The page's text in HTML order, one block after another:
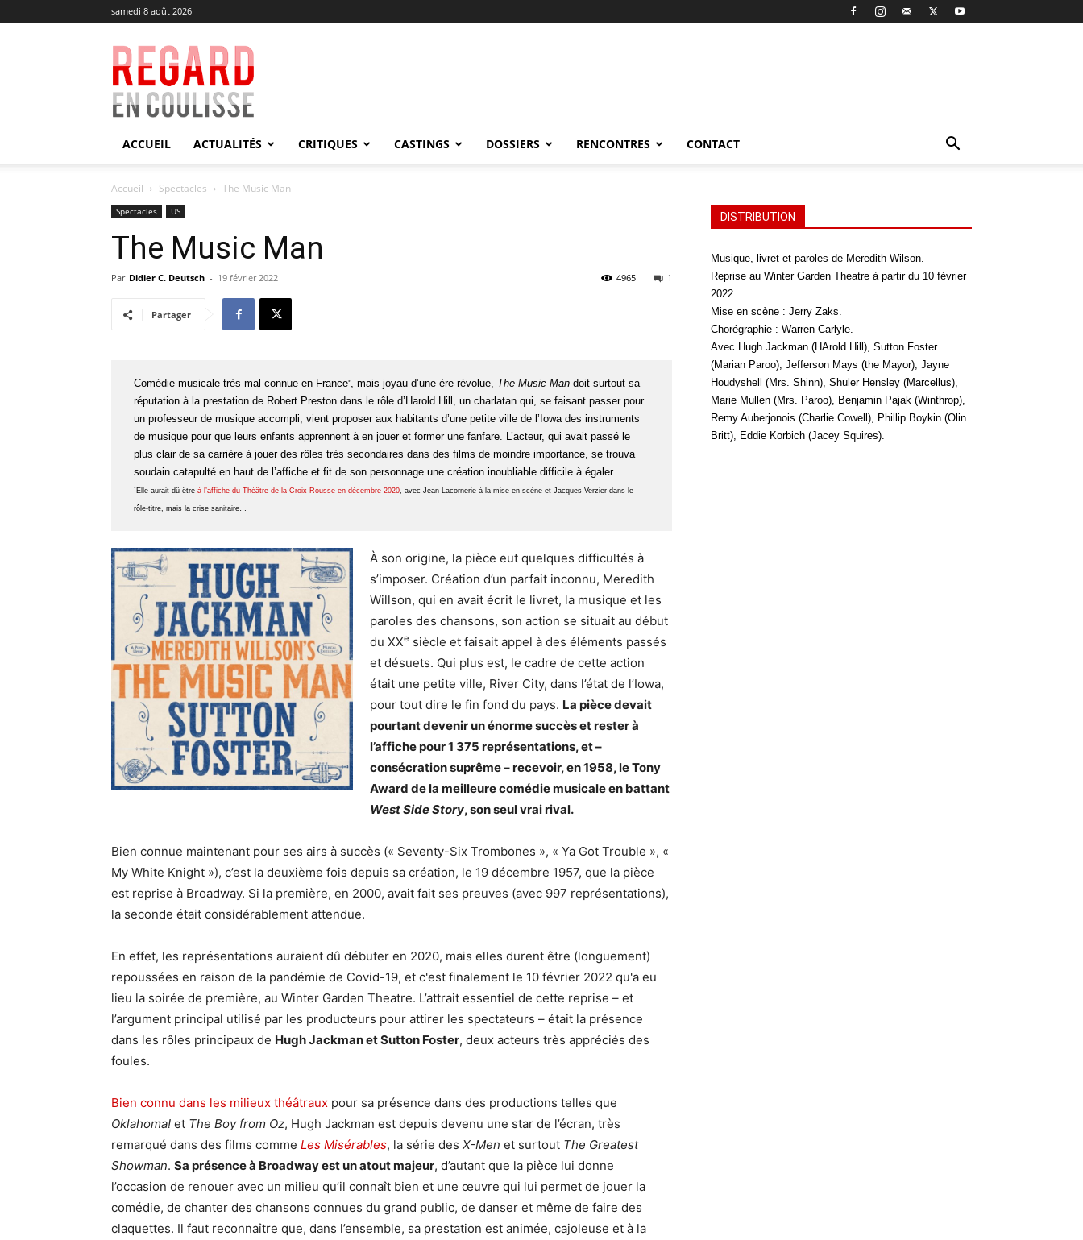
samedi 8 août 2026
Regard
en
Coulisse
ACCUEIL ACTUALITÉS CRITIQUES CASTINGS DOSSIERS RENCONTRES CONTACT
Accueil Spectacles The Music Man
Spectacles US
The Music Man
Par Didier C. Deutsch - 19 février 2022 1
4965
Partager
Comédie musicale très mal connue en France*, mais joyau d’une ère révolue, The Music Man doit surtout sa
réputation à la prestation de Robert Preston dans le rôle d’Harold Hill, un charlatan qui, se faisant passer pour
un professeur de musique accompli, vient proposer aux habitants d’une petite ville de l’Iowa des instruments
de musique pour que leurs enfants apprennent à en jouer et former une fanfare. L’acteur, qui avait passé le
plus clair de sa carrière à jouer des rôles très secondaires dans des films de moindre importance, se trouva
soudain catapulté en haut de l’affiche et fit de son personnage une création inoubliable difficile à égaler.
*Elle aurait dû être à l’affiche du Théâtre de la Croix-Rousse en décembre 2020, avec Jean Lacornerie à la mise en scène et Jacques Verzier dans le
rôle-titre, mais la crise sanitaire…
À son origine, la pièce eut quelques difficultés à
s’imposer. Création d’un parfait inconnu, Meredith
Willson, qui en avait écrit le livret, la musique et les
paroles des chansons, son action se situait au début
du XXe siècle et faisait appel à des éléments passés
et désuets. Qui plus est, le cadre de cette action
était une petite ville, River City, dans l’état de l’Iowa,
pour tout dire le fin fond du pays. La pièce devait
pourtant devenir un énorme succès et rester à
l’affiche pour 1 375 représentations, et –
consécration suprême – recevoir, en 1958, le Tony
Award de la meilleure comédie musicale en battant
West Side Story, son seul vrai rival.
Bien connue maintenant pour ses airs à succès (« Seventy-Six Trombones », « Ya Got Trouble », «
My White Knight »), c’est la deuxième fois depuis sa création, le 19 décembre 1957, que la pièce
est reprise à Broadway. Si la première, en 2000, avait fait ses preuves (avec 997 représentations),
la seconde était considérablement attendue.
En effet, les représentations auraient dû débuter en 2020, mais elles durent être (longuement)
repoussées en raison de la pandémie de Covid-19, et c'est finalement le 10 février 2022 qu'a eu
lieu la soirée de première, au Winter Garden Theatre. L’attrait essentiel de cette reprise – et
l’argument principal utilisé par les producteurs pour attirer les spectateurs – était la présence
dans les rôles principaux de Hugh Jackman et Sutton Foster, deux acteurs très appréciés des
foules.
Bien connu dans les milieux théâtraux pour sa présence dans des productions telles que
Oklahoma! et The Boy from Oz, Hugh Jackman est depuis devenu une star de l’écran, très
remarqué dans des films comme Les Misérables, la série des X-Men et surtout The Greatest
Showman. Sa présence à Broadway est un atout majeur, d’autant que la pièce lui donne
l’occasion de renouer avec un milieu qu’il connaît bien et une œuvre qui lui permet de jouer la
comédie, de chanter des chansons connues du grand public, de danser et même de faire des
claquettes. Il faut reconnaître que, dans l’ensemble, sa prestation est animée, cajoleuse et à la
DISTRIBUTION
Musique, livret et paroles de Meredith Wilson.
Reprise au Winter Garden Theatre à partir du 10 février
2022.
Mise en scène : Jerry Zaks.
Chorégraphie : Warren Carlyle.
Avec Hugh Jackman (HArold Hill), Sutton Foster
(Marian Paroo), Jefferson Mays (the Mayor), Jayne
Houdyshell (Mrs. Shinn), Shuler Hensley (Marcellus),
Marie Mullen (Mrs. Paroo), Benjamin Pajak (Winthrop),
Remy Auberjonois (Charlie Cowell), Phillip Boykin (Olin
Britt), Eddie Korbich (Jacey Squires).